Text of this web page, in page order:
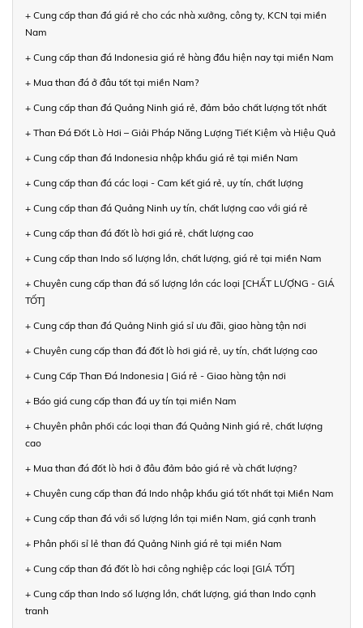
+ Cung cấp than đá giá rẻ cho các nhà xưởng, công ty, KCN tại miền
Nam
+ Cung cấp than đá Indonesia giá rẻ hàng đầu hiện nay tại miền Nam
+ Mua than đá ở đâu tốt tại miền Nam?
+ Cung cấp than đá Quảng Ninh giá rẻ, đảm bảo chất lượng tốt nhất
+ Than Đá Đốt Lò Hơi – Giải Pháp Năng Lượng Tiết Kiệm và Hiệu Quả
+ Cung cấp than đá Indonesia nhập khẩu giá rẻ tại miền Nam
+ Cung cấp than đá các loại - Cam kết giá rẻ, uy tín, chất lượng
+ Cung cấp than đá Quảng Ninh uy tín, chất lượng cao với giá rẻ
+ Cung cấp than đá đốt lò hơi giá rẻ, chất lượng cao
+ Cung cấp than Indo số lượng lớn, chất lượng, giá rẻ tại miền Nam
+ Chuyên cung cấp than đá số lượng lớn các loại [CHẤT LƯỢNG - GIÁ
TỐT]
+ Cung cấp than đá Quảng Ninh giá sỉ ưu đãi, giao hàng tận nơi
+ Chuyên cung cấp than đá đốt lò hơi giá rẻ, uy tín, chất lượng cao
+ Cung Cấp Than Đá Indonesia | Giá rẻ - Giao hàng tận nơi
+ Báo giá cung cấp than đá uy tín tại miền Nam
+ Chuyên phân phối các loại than đá Quảng Ninh giá rẻ, chất lượng
cao
+ Mua than đá đốt lò hơi ở đâu đảm bảo giá rẻ và chất lượng?
+ Chuyên cung cấp than đá Indo nhập khẩu giá tốt nhất tại Miền Nam
+ Cung cấp than đá với số lượng lớn tại miền Nam, giá cạnh tranh
+ Phân phối sỉ lẻ than đá Quảng Ninh giá rẻ tại miền Nam
+ Cung cấp than đá đốt lò hơi công nghiệp các loại [GIÁ TỐT]
+ Cung cấp than Indo số lượng lớn, chất lượng, giá than Indo cạnh
tranh